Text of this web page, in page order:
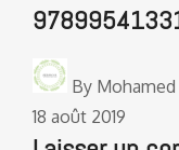
By Mohamed
18 août 2019